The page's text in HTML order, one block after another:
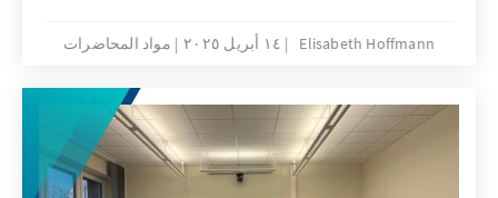
Elisabeth Hoffmann ١٤ أبريل ٢٠٢٥ مواد المحاضرات